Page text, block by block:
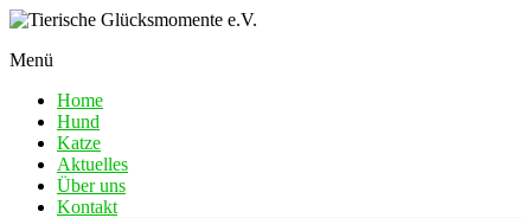
Skip
content
Glücksmomente
e.V.
Chance
Liebe
Menü
Home
Hund
Katze
Aktuelles
Über uns
Kontakt